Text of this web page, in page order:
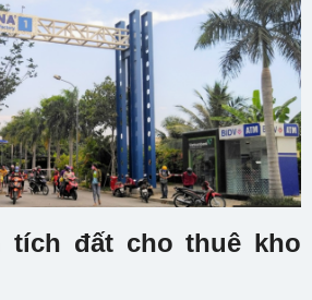
tích đất cho thuê kho